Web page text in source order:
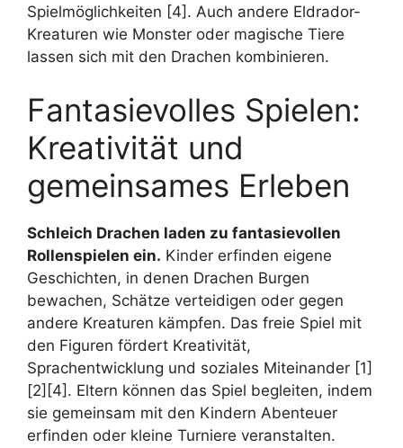
Spielmöglichkeiten [4]. Auch andere Eldrador-
Kreaturen wie Monster oder magische Tiere
lassen sich mit den Drachen kombinieren.
Fantasievolles Spielen:
Kreativität und
gemeinsames Erleben
Schleich Drachen laden zu fantasievollen
Rollenspielen ein. Kinder erfinden eigene
Geschichten, in denen Drachen Burgen
bewachen, Schätze verteidigen oder gegen
andere Kreaturen kämpfen. Das freie Spiel mit
den Figuren fördert Kreativität,
Sprachentwicklung und soziales Miteinander [1]
[2][4]. Eltern können das Spiel begleiten, indem
sie gemeinsam mit den Kindern Abenteuer
erfinden oder kleine Turniere veranstalten.